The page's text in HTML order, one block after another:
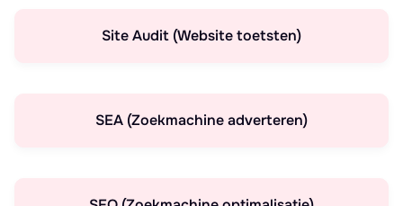
Site Audit (Website toetsten)
SEA (Zoekmachine adverteren)